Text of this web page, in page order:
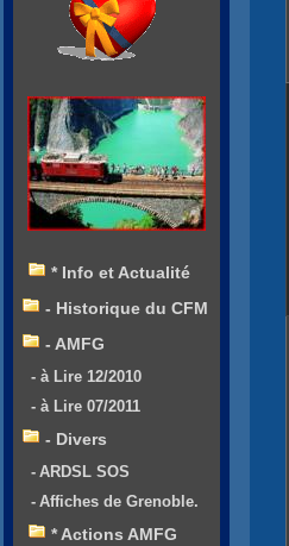
* Info et Actualité
- Historique du CFM
- AMFG
- à Lire 12/2010
- à Lire 07/2011
- Divers
- ARDSL SOS
- Affiches de Grenoble.
* Actions AMFG